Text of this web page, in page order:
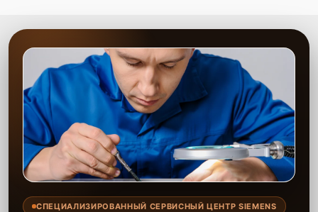
СПЕЦИАЛИЗИРОВАННЫЙ СЕРВИСНЫЙ ЦЕНТР SIEMENS